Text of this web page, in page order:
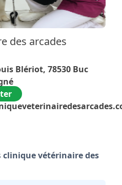
des arcades
Blériot, 78530 Buc
clinique vétérinaire des